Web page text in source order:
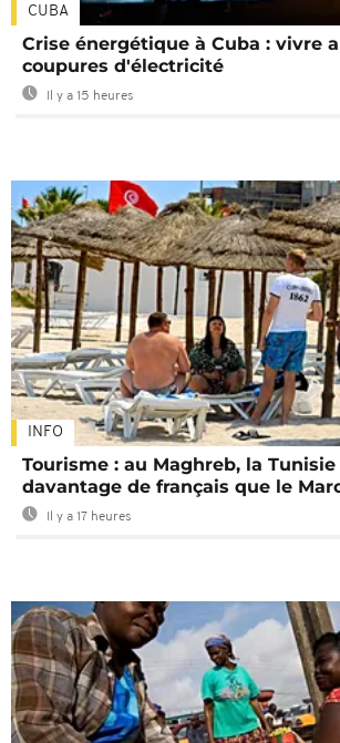
CUBA
Crise énergétique à Cuba : vivre
coupures d'électricité
Il y a 15 heures
INFO
Tourisme : au Maghreb, la
davantage de français que le
Il y a 17 heures